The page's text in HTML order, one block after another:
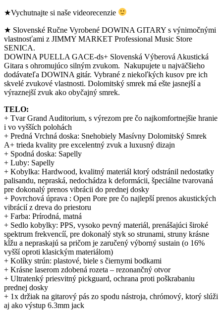
★Vychutnajte si naše videorecenzie
★ Slovenské Ručne Vyrobené DOWINA GITARY s výnimočnými
vlastnosťami z JIMMY MARKET Professional Music Store
SENICA.
DOWINA PUELLA GACE-ds+ Slovenská Výberová Akustická
Gitara s ohromujúco silným zvukom. Nakupujete u najväčšieho
dodávateľa DOWINA gitár. Vybrané z niekoľkých kusov pre ich
skvelé zvukové vlastnosti. Dolomitský smrek má ešte jasnejší a
výraznejší zvuk ako obyčajný smrek.
TELO:
+ Tvar Grand Auditorium, s výrezom pre čo najkomfortnejšie hranie
i vo vyšších polohách
+ Predná Vrchná doska: Snehobiely Masívny Dolomitský Smrek
A+ trieda kvality pre excelentný zvuk a luxusný dizajn
+ Spodná doska: Sapelly
+ Luby: Sapelly
+ Kobylka: Hardwood, kvalitný materiál ktorý odstránil nedostatky
palisandu, nepraská, nedochádza k deformácii, špeciálne tvarovaná
pre dokonalý prenos vibrácii do prednej dosky
+ Povrchová úprava : Open Pore pre čo najlepší prenos akustických
vibrácií z dreva do priestoru
+ Farba: Prírodná, matná
+ Sedlo kobylky: PPS, vysoko pevný materiál, prenášajúci široké
spektrum frekvencíí, pre dokonalý styk so strunami, struny krásne
kĺžu a nepraskajú sa pričom je zaručený výborný sustain (o 16%
vyšší oproti klasickým materiálom)
+ Kolíky strún: plastové, biele s čiernymi bodkami
+ Krásne laserom zdobená rozeta – rezonančný otvor
+ Ultratenký priesvitný pickguard, ochrana proti poškrabaniu
prednej dosky
+ 1x držiak na gitarový pás zo spodu nástroja, chrómový, ktorý slúži
aj ako výstup 6.3mm jack